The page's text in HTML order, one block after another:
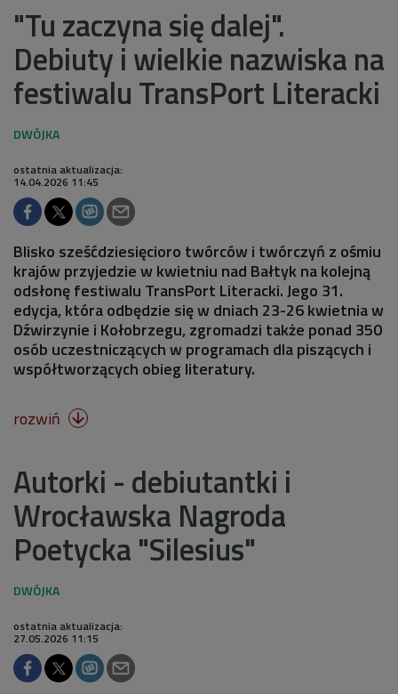
"Tu zaczyna się dalej".
Debiuty i wielkie nazwiska na
festiwalu TransPort Literacki
ostatnia aktualizacja:
14.04.2026 11:45
Blisko sześćdziesięcioro twórców i twórczyń z ośmiu
krajów przyjedzie w kwietniu nad Bałtyk na kolejną
odsłonę festiwalu TransPort Literacki. Jego 31.
edycja, która odbędzie się w dniach 23-26 kwietnia w
Dźwirzynie i Kołobrzegu, zgromadzi także ponad 350
osób uczestniczących w programach dla piszących i
współtworzących obieg literatury.
rozwiń 
Autorki - debiutantki i
Wrocławska Nagroda
Poetycka "Silesius"
ostatnia aktualizacja:
27.05.2026 11:15